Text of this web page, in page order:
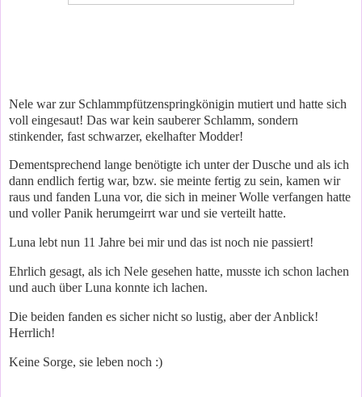
Nele war zur Schlammpfützenspringkönigin mutiert und hatte sich
voll eingesaut! Das war kein sauberer Schlamm, sondern
stinkender, fast schwarzer, ekelhafter Modder!
Dementsprechend lange benötigte ich unter der Dusche und als ich
dann endlich fertig war, bzw. sie meinte fertig zu sein, kamen wir
raus und fanden Luna vor, die sich in meiner Wolle verfangen hatte
und voller Panik herumgeirrt war und sie verteilt hatte.
Luna lebt nun 11 Jahre bei mir und das ist noch nie passiert!
Ehrlich gesagt, als ich Nele gesehen hatte, musste ich schon lachen
und auch über Luna konnte ich lachen.
Die beiden fanden es sicher nicht so lustig, aber der Anblick!
Herrlich!
Keine Sorge, sie leben noch :)